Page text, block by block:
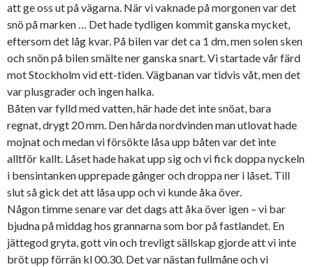
att ge oss ut på vägarna. När vi vaknade på morgonen var det
snö på marken … Det hade tydligen kommit ganska mycket,
eftersom det låg kvar. På bilen var det ca 1 dm, men solen sken
och snön på bilen smälte ner ganska snart. Vi startade vår färd
mot Stockholm vid ett-tiden. Vägbanan var tidvis våt, men det
var plusgrader och ingen halka.
Båten var fylld med vatten, här hade det inte snöat, bara
regnat, drygt 20 mm. Den hårda nordvinden man utlovat hade
mojnat och medan vi försökte låsa upp båten var det inte
alltför kallt. Låset hade hakat upp sig och vi fick doppa nyckeln
i bensintanken upprepade gånger och droppa ner i låset. Till
slut så gick det att låsa upp och vi kunde åka över.
Någon timme senare var det dags att åka över igen – vi bar
bjudna på middag hos grannarna som bor på fastlandet. En
jättegod gryta, gott vin och trevligt sällskap gjorde att vi inte
bröt upp förrän kl 00.30. Det var nästan fullmåne och vi